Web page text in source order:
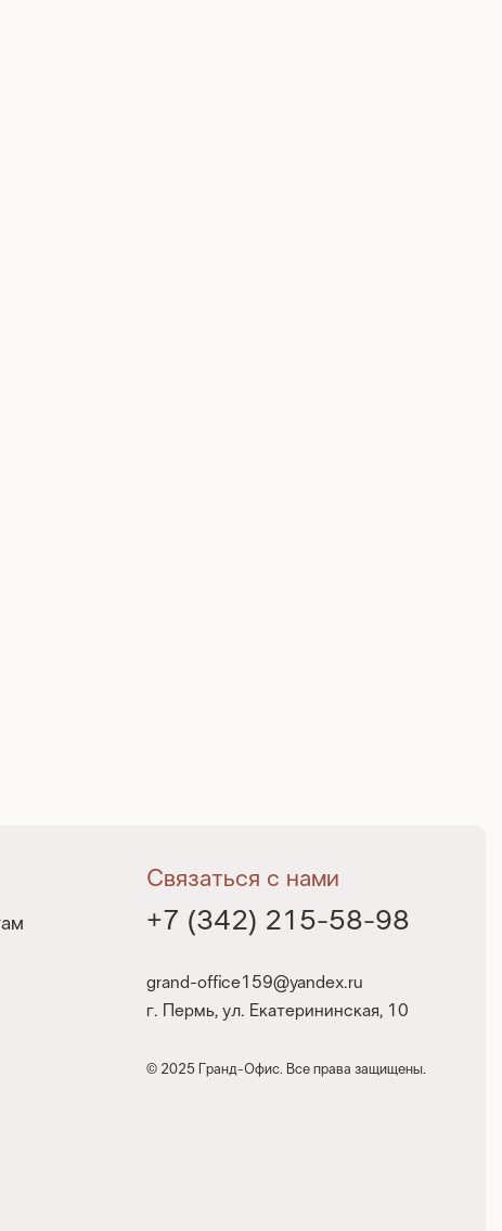
Связаться с нами
+7 (342) 215-58-98
grand-office159@yandex.ru
г. Пермь, ул. Екатерининская, 10
© 2025 Гранд-Офис. Все права защищены.